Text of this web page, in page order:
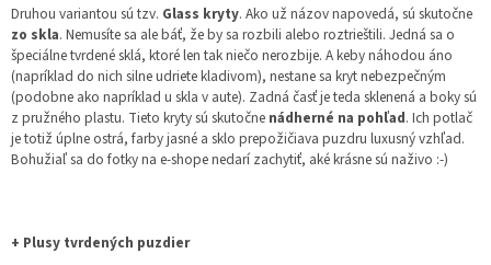
Druhou variantou sú tzv. Glass kryty. Ako už názov napovedá, sú skutočne
zo skla. Nemusíte sa ale báť, že by sa rozbili alebo roztrieštili. Jedná sa o
špeciálne tvrdené sklá, ktoré len tak niečo nerozbije. A keby náhodou áno
(napríklad do nich silne udriete kladivom), nestane sa kryt nebezpečným
(podobne ako napríklad u skla v aute). Zadná časť je teda sklenená a boky sú
z pružného plastu. Tieto kryty sú skutočne nádherné na pohľad. Ich potlač
je totiž úplne ostrá, farby jasné a sklo prepožičiava puzdru luxusný vzhľad.
Bohužiaľ sa do fotky na e-shope nedarí zachytiť, aké krásne sú naživo :-)
+ Plusy tvrdených puzdier